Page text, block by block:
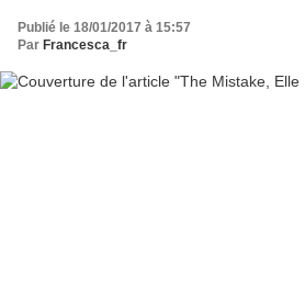
Publié le 18/01/2017 à 15:57
Par Francesca_fr